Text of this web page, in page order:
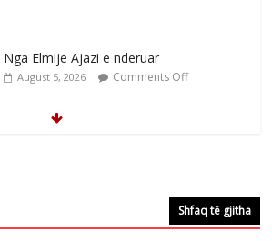
Nga Elmije Ajazi e nderuar
August 5, 2026 Comments Off
Comments Off
Shfaq të gjitha